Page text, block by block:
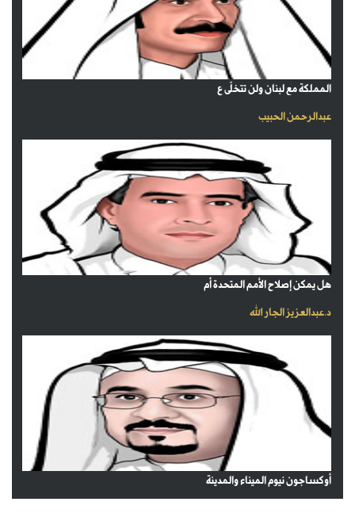
المملكة مع لبنان ولن تتخلّى ع
عبدالرحمن الحبيب
هل يمكن إصلاح الأمم المتحدة أم
د.عبدالعزيز الجار الله
أوكساجون نيوم الميناء والمدينة